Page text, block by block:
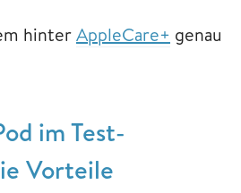
hinterAppleCare+ genau
im Test-
Vorteile